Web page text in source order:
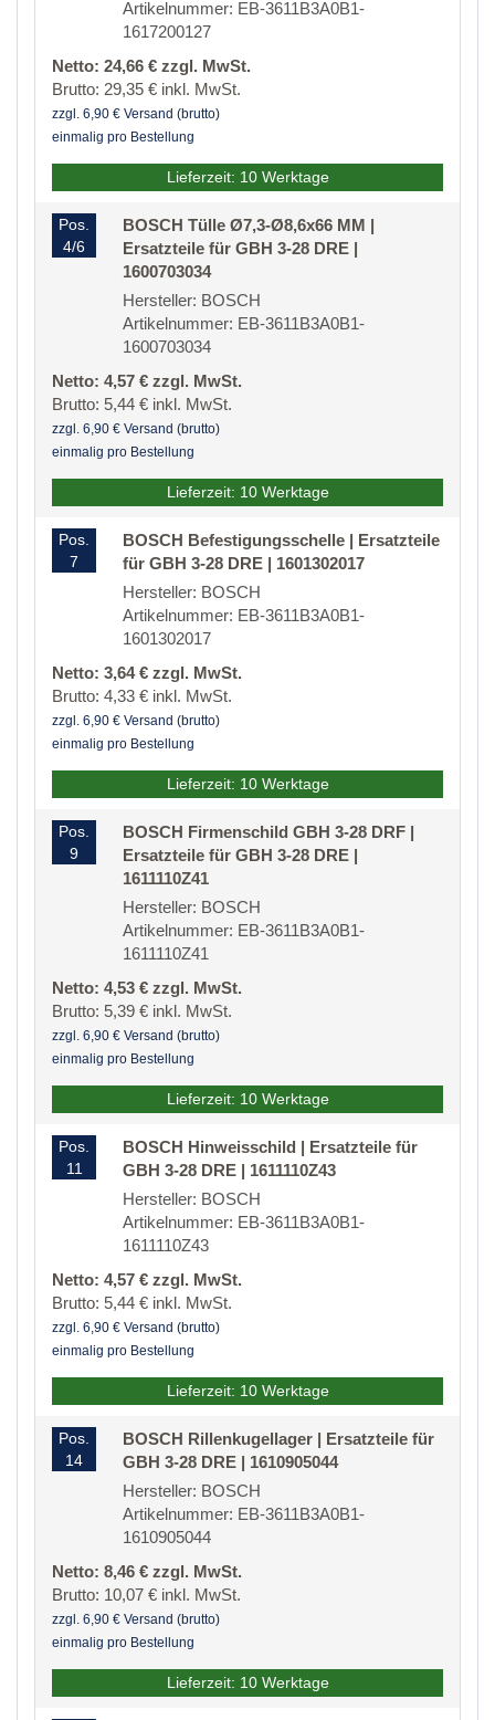
Artikelnummer: EB-3611B3A0B1-
1617200127
Netto: 24,66 € zzgl. MwSt.
Brutto: 29,35 € inkl. MwSt.
zzgl. 6,90 € Versand (brutto)
einmalig pro Bestellung
Lieferzeit: 10 Werktage
Pos.
4/6
BOSCH Tülle Ø7,3-Ø8,6x66 MM |
Ersatzteile für GBH 3-28 DRE |
1600703034
Hersteller: BOSCH
Artikelnummer: EB-3611B3A0B1-
1600703034
Netto: 4,57 € zzgl. MwSt.
Brutto: 5,44 € inkl. MwSt.
zzgl. 6,90 € Versand (brutto)
einmalig pro Bestellung
Lieferzeit: 10 Werktage
Pos.
7
BOSCH Befestigungsschelle | Ersatzteile
für GBH 3-28 DRE | 1601302017
Hersteller: BOSCH
Artikelnummer: EB-3611B3A0B1-
1601302017
Netto: 3,64 € zzgl. MwSt.
Brutto: 4,33 € inkl. MwSt.
zzgl. 6,90 € Versand (brutto)
einmalig pro Bestellung
Lieferzeit: 10 Werktage
Pos.
9
BOSCH Firmenschild GBH 3-28 DRF |
Ersatzteile für GBH 3-28 DRE |
1611110Z41
Hersteller: BOSCH
Artikelnummer: EB-3611B3A0B1-
1611110Z41
Netto: 4,53 € zzgl. MwSt.
Brutto: 5,39 € inkl. MwSt.
zzgl. 6,90 € Versand (brutto)
einmalig pro Bestellung
Lieferzeit: 10 Werktage
Pos.
11
BOSCH Hinweisschild | Ersatzteile für
GBH 3-28 DRE | 1611110Z43
Hersteller: BOSCH
Artikelnummer: EB-3611B3A0B1-
1611110Z43
Netto: 4,57 € zzgl. MwSt.
Brutto: 5,44 € inkl. MwSt.
zzgl. 6,90 € Versand (brutto)
einmalig pro Bestellung
Lieferzeit: 10 Werktage
Pos.
14
BOSCH Rillenkugellager | Ersatzteile für
GBH 3-28 DRE | 1610905044
Hersteller: BOSCH
Artikelnummer: EB-3611B3A0B1-
1610905044
Netto: 8,46 € zzgl. MwSt.
Brutto: 10,07 € inkl. MwSt.
zzgl. 6,90 € Versand (brutto)
einmalig pro Bestellung
Lieferzeit: 10 Werktage